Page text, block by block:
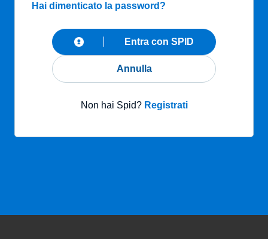
Hai dimenticato la password?
Annulla
Entra con SPID
Non hai Spid? Registrati